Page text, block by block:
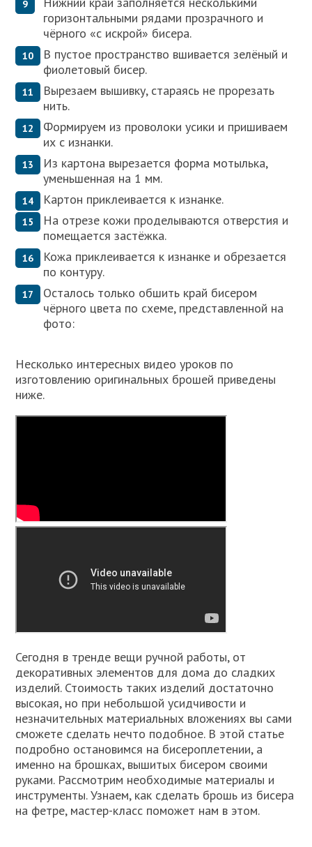
горизонтальными рядами прозрачного и
чёрного «с искрой» бисера.
В пустое пространство вшивается зелёный и
фиолетовый бисер.
Вырезаем вышивку, стараясь не прорезать
нить.
Формируем из проволоки усики и пришиваем
их с изнанки.
Из картона вырезается форма мотылька,
уменьшенная на 1 мм.
Картон приклеивается к изнанке.
На отрезе кожи проделываются отверстия и
помещается застёжка.
Кожа приклеивается к изнанке и обрезается
по контуру.
Осталось только обшить край бисером
чёрного цвета по схеме, представленной на
фото:
Несколько интересных видео уроков по
изготовлению оригинальных брошей приведены
ниже.
Сегодня в тренде вещи ручной работы, от
декоративных элементов для дома до сладких
изделий. Стоимость таких изделий достаточно
высокая, но при небольшой усидчивости и
незначительных материальных вложениях вы сами
сможете сделать нечто подобное. В этой статье
подробно остановимся на бисероплетении, а
именно на брошках, вышитых бисером своими
руками. Рассмотрим необходимые материалы и
инструменты. Узнаем, как сделать брошь из бисера
на фетре, мастер-класс поможет нам в этом.